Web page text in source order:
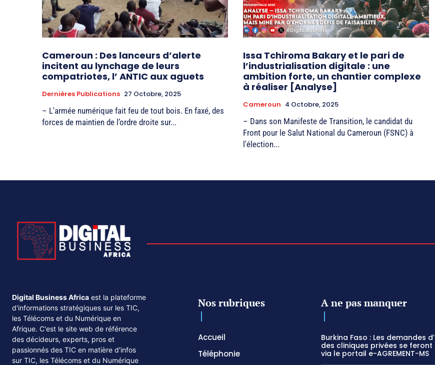
Cameroun : Des lanceurs d’alerte
incitent au lynchage de leurs
compatriotes, l’ ANTIC aux aguets
Dernières Publications 27 Octobre, 2025
– L'armée numérique fait feu de tout bois. En faxé, des
forces de maintien de l’ordre droite sur...
Issa Tchiroma Bakary et le pari de
l’industrialisation digitale : une
ambition forte, un chantier complexe
à réaliser [Analyse]
Cameroun 4 Octobre, 2025
– Dans son Manifeste de Transition, le candidat du
Front pour le Salut National du Cameroun (FSNC) à
l'élection...
Digital Business Africa est la plateforme
d'informations stratégiques sur les TIC,
les Télécoms et du Numérique en
Afrique. C'est le site web de référence
des décideurs, experts, pros et
passionnés des TIC en matière d'infos
sur TIC, les Télécoms et du Numérique
Nos rubriques
Accueil
Téléphonie
A ne pas manquer
Burkina Faso : Les demandes
des cliniques privées se
via le portail e-AGREMENT-MS